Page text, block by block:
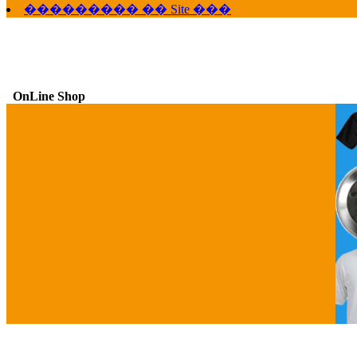
��������� �� Site ���
OnLine Shop